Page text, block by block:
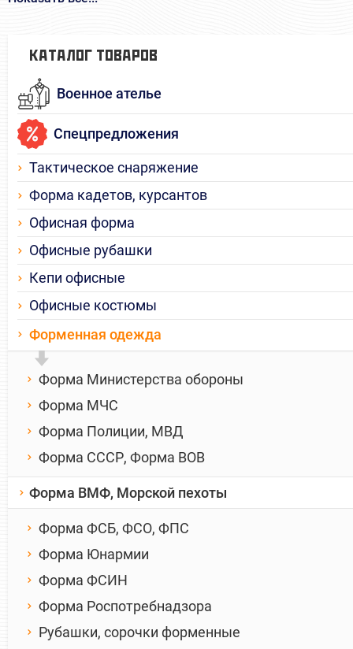
КАТАЛОГ ТОВАРОВ
Военное ателье
Спецпредложения
Тактическое снаряжение
Форма кадетов, курсантов
Офисная форма
Офисные рубашки
Кепи офисные
Офисные костюмы
Форменная одежда
Форма Министерства обороны
Форма МЧС
Форма Полиции, МВД
Форма СССР, Форма ВОВ
Форма ВМФ, Морской пехоты
Форма ФСБ, ФСО, ФПС
Форма Юнармии
Форма ФСИН
Форма Роспотребнадзора
Рубашки, сорочки форменные